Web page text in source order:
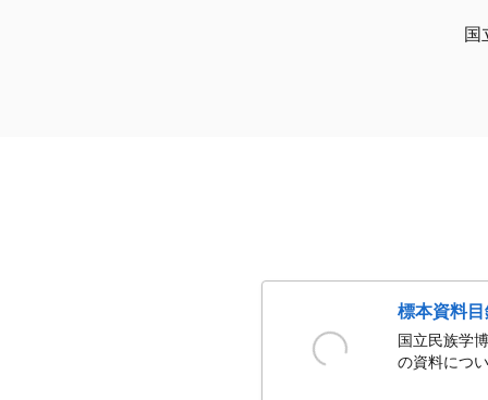
国
標本資料
国立民族学
の資料につい